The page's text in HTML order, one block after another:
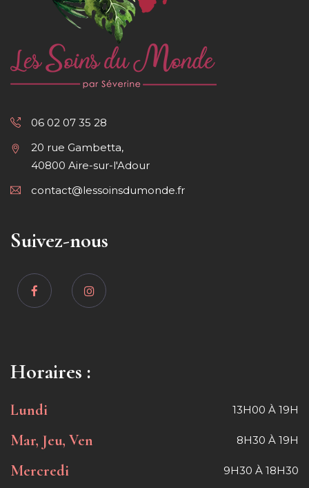
06 02 07 35 28
20 rue Gambetta,
40800 Aire-sur-l'Adour
contact@lessoinsdumonde.fr
Suivez-nous
Horaires :
Lundi 13H00 À 19H
Mar, Jeu, Ven 8H30 À 19H
Mercredi 9H30 À 18H30